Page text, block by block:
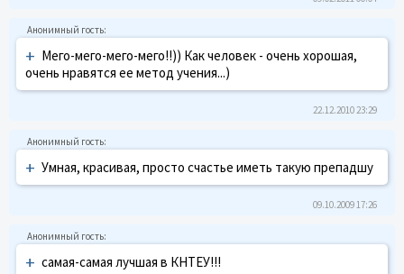
+ Мего-мего-мего-мего!!)) Как человек - очень хорошая,
очень нравятся ее метод учения...)
22.12.2010 23:29
+ Умная, красивая, просто счастье иметь такую препадшу
09.10.2009 17:26
+ самая-самая лучшая в КНТЕУ!!!